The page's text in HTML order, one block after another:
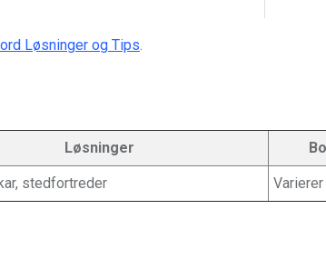
Løsninger og Tips.
Løsninger
stedfortreder Varierer